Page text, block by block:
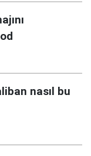
nasıl bu